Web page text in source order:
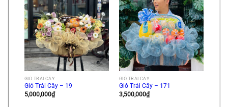
GIỎ TRÁI CÂY
Giỏ Trái Cây – 19
5,000,000₫
GIỎ TRÁI CÂY
Giỏ Trái Cây – 171
3,500,000₫